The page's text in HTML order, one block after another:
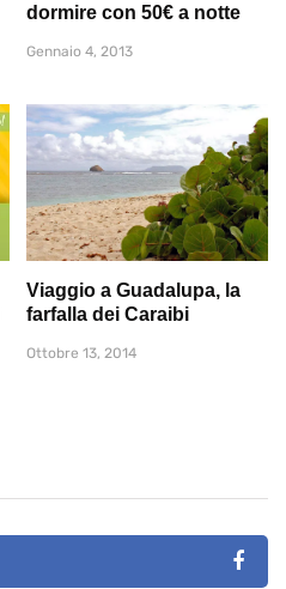
dormire con 50€ a notte
Gennaio 4, 2013
Viaggio a Guadalupa, la
farfalla dei Caraibi
Ottobre 13, 2014